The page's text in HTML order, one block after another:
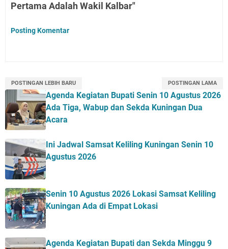
Pertama Adalah Wakil Kalbar"
Posting Komentar
POSTINGAN LEBIH BARU POSTINGAN LAMA
Agenda Kegiatan Bupati Senin 10 Agustus 2026
Ada Tiga, Wabup dan Sekda Kuningan Dua
Acara
Ini Jadwal Samsat Keliling Kuningan Senin 10
Agustus 2026
Senin 10 Agustus 2026 Lokasi Samsat Keliling
Kuningan Ada di Empat Lokasi
Agenda Kegiatan Bupati dan Sekda Minggu 9